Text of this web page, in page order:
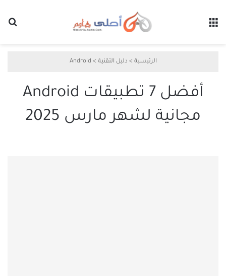
الرئيسية > دليل التقنية >
Android
أفضل 7 تطبيقات Android
مجانية لشهر مارس 2025